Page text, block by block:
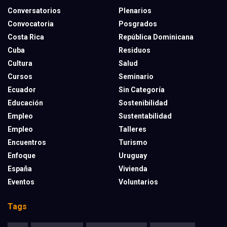
Conversatorios
Convocatoria
Costa Rica
Cuba
Cultura
Cursos
Ecuador
Educación
Empleo
Empleo
Encuentros
Enfoque
España
Eventos
Plenarios
Posgrados
República Dominicana
Residuos
Salud
Seminario
Sin Categoría
Sostenibilidad
Sustentabilidad
Talleres
Turismo
Uruguay
Vivienda
Voluntarios
Tags